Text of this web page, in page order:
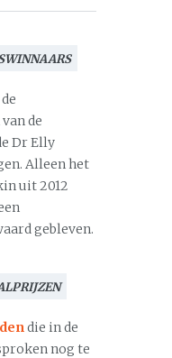
de
Dr Elly
Alleen het
uit 2012
gebleven.
die in de
nog te